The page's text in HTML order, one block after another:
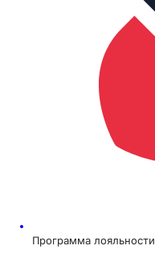
Программа лояльности